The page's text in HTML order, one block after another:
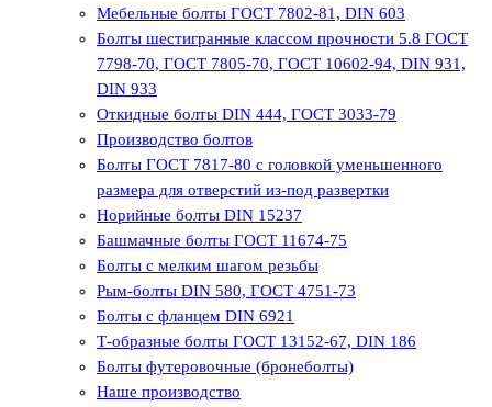
Мебельные болты ГОСТ 7802-81, DIN 603
Болты шестигранные классом прочности 5.8 ГОСТ
7798-70, ГОСТ 7805-70, ГОСТ 10602-94, DIN 931,
DIN 933
Откидные болты DIN 444, ГОСТ 3033-79
Производство болтов
Болты ГОСТ 7817-80 с головкой уменьшенного
размера для отверстий из-под развертки
Норийные болты DIN 15237
Башмачные болты ГОСТ 11674-75
Болты с мелким шагом резьбы
Рым-болты DIN 580, ГОСТ 4751-73
Болты с фланцем DIN 6921
Т-образные болты ГОСТ 13152-67, DIN 186
Болты футеровочные (бронеболты)
Наше производство